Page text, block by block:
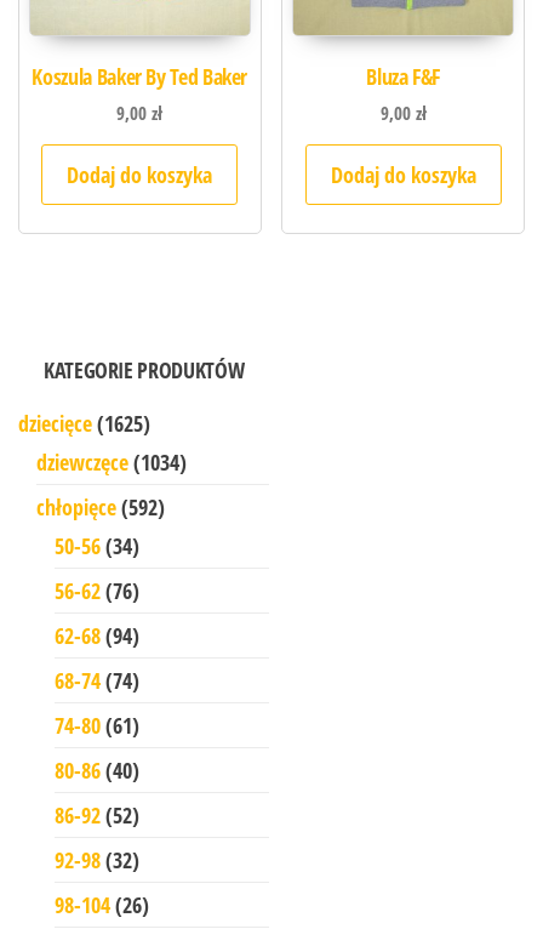
Koszula Baker By Ted Baker
9,00zł
Dodaj do koszyka
Bluza F&F
9,00zł
Dodaj do koszyka
KATEGORIE PRODUKTÓW
dziecięce(1625)
dziewczęce(1034)
chłopięce(592)
50-56(34)
56-62(76)
62-68(94)
68-74(74)
74-80(61)
80-86(40)
86-92(52)
92-98(32)
98-104(26)